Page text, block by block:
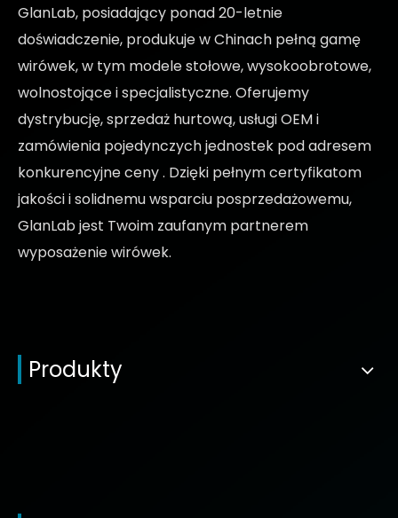
GlanLab, posiadający ponad 20-letnie
doświadczenie, produkuje w Chinach pełną gamę
wirówek, w tym modele stołowe, wysokoobrotowe,
wolnostojące i specjalistyczne. Oferujemy
dystrybucję, sprzedaż hurtową, usługi OEM i
zamówienia pojedynczych jednostek pod adresem
konkurencyjne ceny. Dzięki pełnym certyfikatom
jakości i solidnemu wsparciu posprzedażowemu,
GlanLab jest Twoim zaufanym partnerem
wyposażenie wirówek.
Produkty